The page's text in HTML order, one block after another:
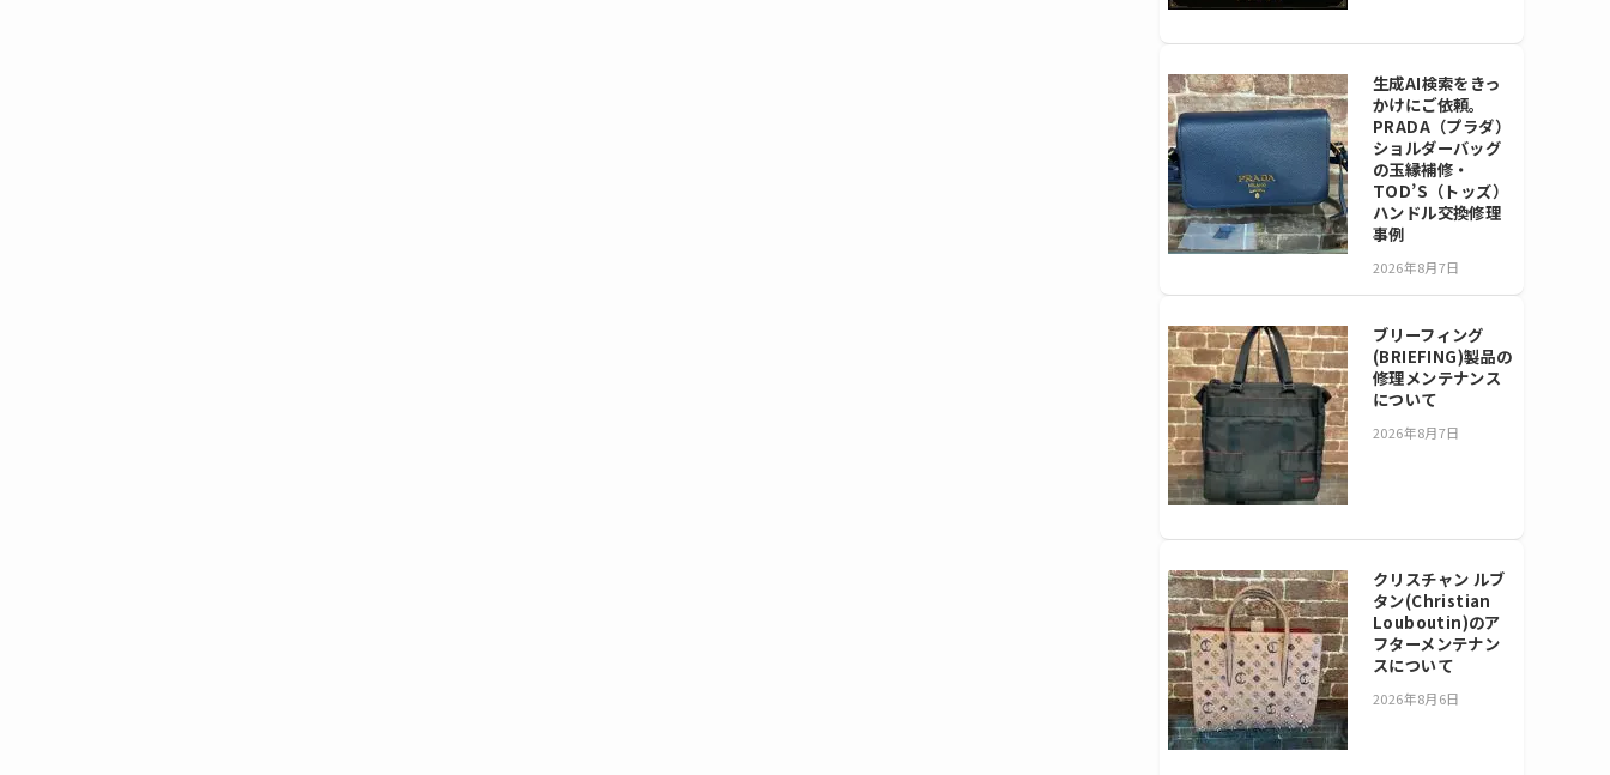
生成AI検索をきっ
かけにご依頼。
PRADA（プラダ）
ショルダーバッグ
の玉縁補修・
TOD’S（トッズ）
ハンドル交換修理
事例
2026年8月7日
ブリーフィング
(BRIEFING)製品の
修理メンテナンス
について
2026年8月7日
クリスチャン ルブ
タン(Christian
Louboutin)のア
フターメンテナン
スについて
2026年8月6日